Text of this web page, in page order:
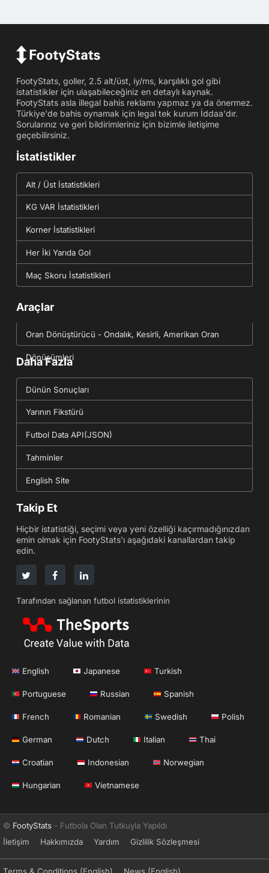
FootyStats, goller, 2.5 alt/üst, iy/ms, karşılıklı gol gibi
istatistikler için ulaşabileceğiniz en detaylı kaynak.
FootyStats asla illegal bahis reklamı yapmaz ya da önermez.
Türkiye'de bahis oynamak için legal tek kurum İddaa'dır.
Sorularınız ve geri bildirimleriniz için bizimle iletişime
geçebilirsiniz.
İstatistikler
Alt / Üst İstatistikleri
KG VAR İstatistikleri
Korner İstatistikleri
Her İki Yarıda Gol
Maç Skoru İstatistikleri
Araçlar
Oran Dönüştürücü - Ondalık, Kesirli, Amerikan Oran
Dönüşümleri
Daha Fazla
Dünün Sonuçları
Yarının Fikstürü
Futbol Data API(JSON)
Tahminler
English Site
Takip Et
Hiçbir istatistiği, seçimi veya yeni özelliği kaçırmadığınızdan
emin olmak için FootyStats'ı aşağıdaki kanallardan takip
edin.
Tarafından sağlanan futbol istatistiklerinin
English Japanese Turkish
Portuguese Russian Spanish
French Romanian Swedish Polish
German Dutch Italian Thai
Croatian Indonesian Norwegian
Hungarian Vietnamese
© FootyStats - Futbola Olan Tutkuyla Yapıldı
İletişim
Hakkımızda Yardım Gizlilik Sözleşmesi
Terms & Conditions (English) News (English)